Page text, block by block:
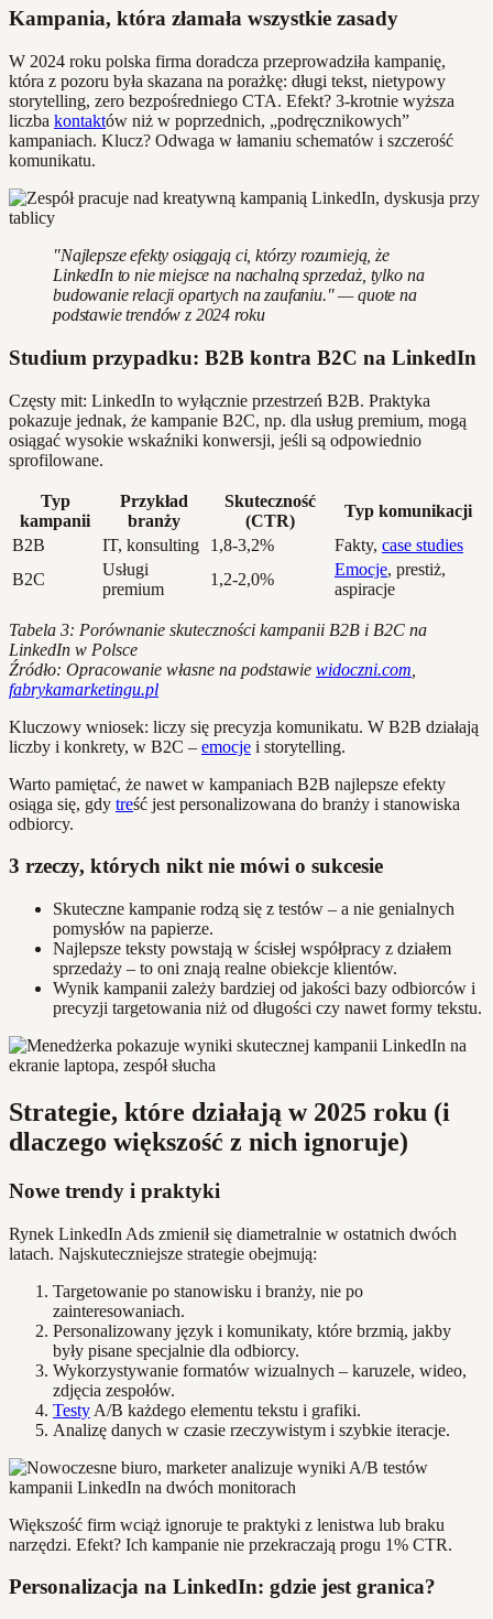
Kampania, która złamała wszystkie zasady
W 2024 roku polska firma doradcza przeprowadziła kampanię,
która z pozoru była skazana na porażkę: długi tekst, nietypowy
storytelling, zero bezpośredniego CTA. Efekt? 3-krotnie wyższa
liczba kontaktów niż w poprzednich, „podręcznikowych”
kampaniach. Klucz? Odwaga w łamaniu schematów i szczerość
komunikatu.
"Najlepsze efekty osiągają ci, którzy rozumieją, że
LinkedIn to nie miejsce na nachalną sprzedaż, tylko na
budowanie relacji opartych na zaufaniu." — quote na
podstawie trendów z 2024 roku
Studium przypadku: B2B kontra B2C na LinkedIn
Częsty mit: LinkedIn to wyłącznie przestrzeń B2B. Praktyka
pokazuje jednak, że kampanie B2C, np. dla usług premium, mogą
osiągać wysokie wskaźniki konwersji, jeśli są odpowiednio
sprofilowane.
Typ
kampanii
Przykład
branży
Skuteczność
(CTR)
Typ komunikacji
B2B
IT, konsulting 1,8-3,2% Fakty, case studies
B2C
Usługi
premium
1,2-2,0%
Emocje, prestiż,
aspiracje
Tabela 3: Porównanie skuteczności kampanii B2B i B2C na
LinkedIn w Polsce
Źródło: Opracowanie własne na podstawie widoczni.com
fabrykamarketingu.pl
Kluczowy wniosek: liczy się precyzja komunikatu. W B2B działają
liczby i konkrety, w B2C – emocje i storytelling.
Warto pamiętać, że nawet w kampaniach B2B najlepsze efekty
osiąga się, gdy treść jest personalizowana do branży i stanowiska
odbiorcy.
3 rzeczy, których nikt nie mówi o sukcesie
Skuteczne kampanie rodzą się z testów – a nie genialnych
pomysłów na papierze.
Najlepsze teksty powstają w ścisłej współpracy z działem
sprzedaży – to oni znają realne obiekcje klientów.
Wynik kampanii zależy bardziej od jakości bazy odbiorców i
precyzji targetowania niż od długości czy nawet formy tekstu.
Strategie, które działają w 2025 roku (i
dlaczego większość z nich ignoruje)
Nowe trendy i praktyki
Rynek LinkedIn Ads zmienił się diametralnie w ostatnich dwóch
latach. Najskuteczniejsze strategie obejmują:
Targetowanie po stanowisku i branży, nie po
zainteresowaniach.
Personalizowany język i komunikaty, które brzmią, jakby
były pisane specjalnie dla odbiorcy.
Wykorzystywanie formatów wizualnych – karuzele, wideo,
zdjęcia zespołów.
Testy A/B każdego elementu tekstu i grafiki.
Analizę danych w czasie rzeczywistym i szybkie iteracje.
Większość firm wciąż ignoruje te praktyki z lenistwa lub braku
narzędzi. Efekt? Ich kampanie nie przekraczają progu 1% CTR.
Personalizacja na LinkedIn: gdzie jest granica?